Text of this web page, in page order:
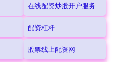
在线配资炒股开户服务
配资杠杆
股票线上配资网